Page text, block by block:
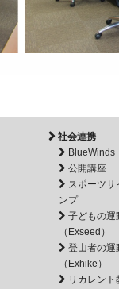
社会連携
BlueWinds
公開講座
スポーツサ
ンプ
子どもの運
（Exseed）
登山者の運
（Exhike）
リカレント